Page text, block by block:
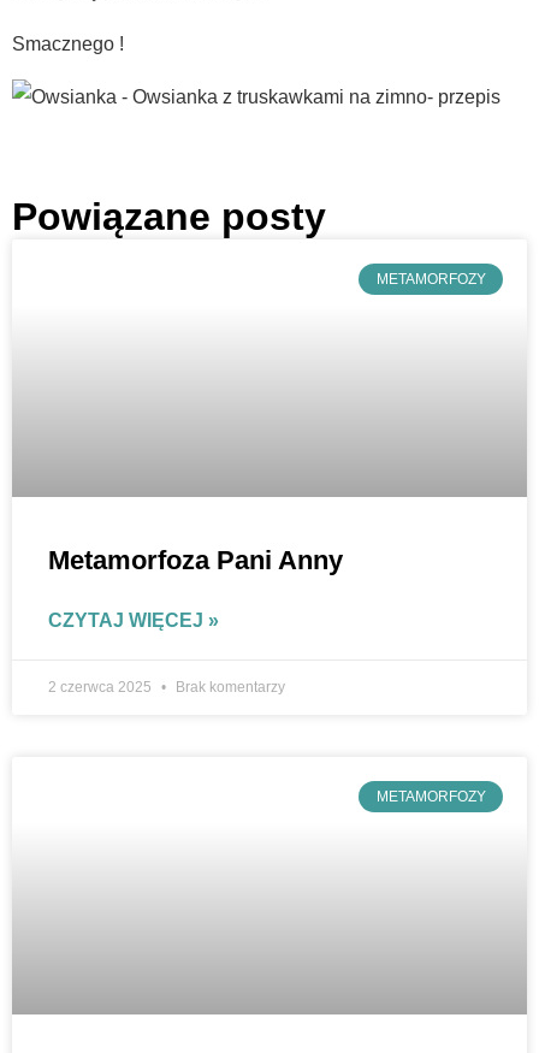
Smacznego !
Powiązane posty
METAMORFOZY
Metamorfoza Pani Anny
CZYTAJ WIĘCEJ »
2 czerwca 2025 Brak komentarzy
METAMORFOZY